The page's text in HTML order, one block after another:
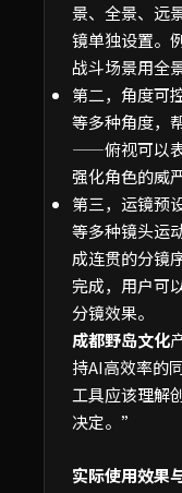
景、全景、远
镜单独设置。
战斗场景用全
第二，角度可
等多种角度，
——俯视可以
强化角色的威
第三，运镜预
等多种镜头运
成连贯的分镜
完成，用户可
分镜效果。
成都野岛文化
持AI高效率的
工具应该理解
决定。”
实际使用效果